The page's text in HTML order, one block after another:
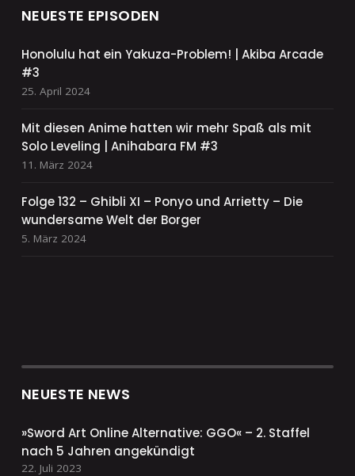
NEUESTE EPISODEN
Honolulu hat ein Yakuza-Problem! | Akiba Arcade
#3
25. April 2024
Mit diesen Anime hatten wir mehr Spaß als mit
Solo Leveling | Anihabara FM #3
11. März 2024
Folge 132 – Ghibli XI – Ponyo und Arrietty – Die
wundersame Welt der Borger
5. März 2024
NEUESTE NEWS
»Sword Art Online Alternative: GGO« – 2. Staffel
nach 5 Jahren angekündigt
22. Juli 2023